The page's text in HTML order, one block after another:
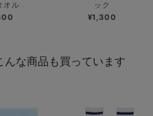
オル
ック
¥1,300
んな商品も買っています